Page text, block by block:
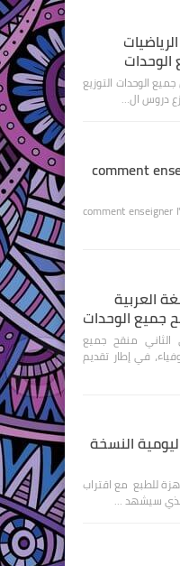
الوحدات التوزيع
دروس ال…
comment
comment enseigner
العربية
جميع الوحدات
الثاني منقح جميع
في إطار تقديم
النسخة
للطبع مع اقتراب